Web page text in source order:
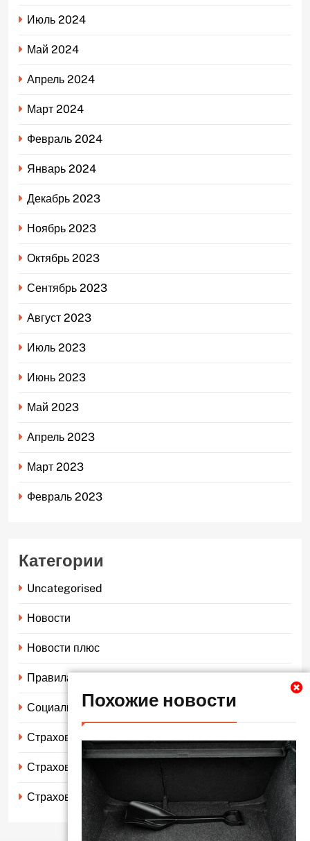
Похожие новости
Июль 2024
Май 2024
Апрель 2024
Март 2024
Февраль 2024
Январь 2024
Декабрь 2023
Ноябрь 2023
Октябрь 2023
Сентябрь 2023
Август 2023
Июль 2023
Июнь 2023
Май 2023
Апрель 2023
Март 2023
Февраль 2023
Категории
Uncategorised
Новости
Новости плюс
Правила страхования
Социальное страхование
Страхование автомобиля
Страхование жизни
Страхование имущества